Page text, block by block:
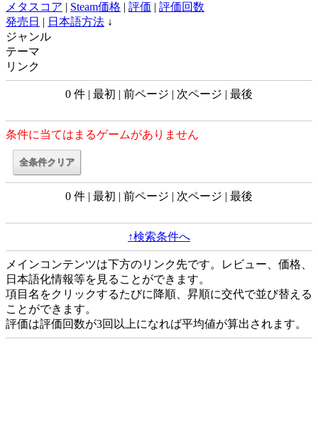
メタスコア | Steam価格 | 評価 | 評価回数
発売日 | 日本語方法 ↓
ジャンル
テーマ
リンク
0 件 | 最初 | 前ページ | 次ページ | 最後
条件に当てはまるゲームがありません
0 件 | 最初 | 前ページ | 次ページ | 最後
↑検索条件へ
メインコンテンツは下方のリンク先です。レビュー、価格、
日本語化情報等を見ることができます。
項目名をクリックするたびに降順、昇順に交代で並び替える
ことができます。
評価は評価回数が3回以上になれば平均値が算出されます。